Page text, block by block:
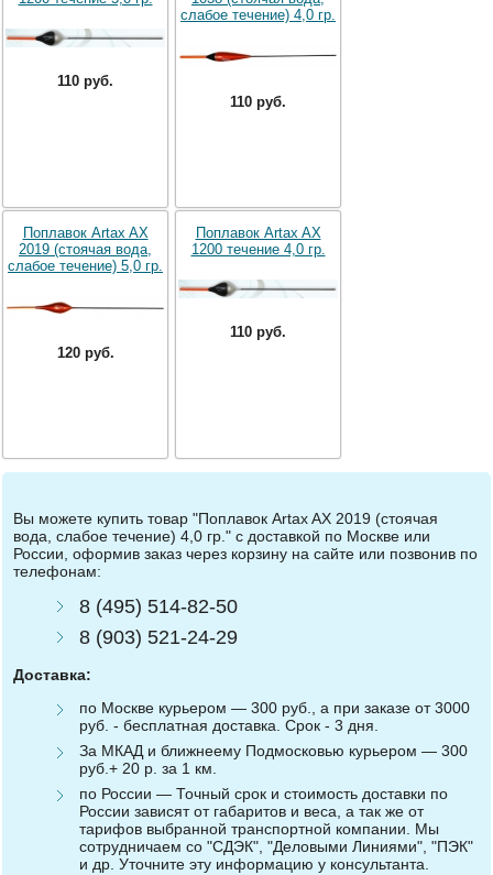
110 руб.
слабое течение) 4,0 гр.
110 руб.
Поплавок Artax AX
2019 (стоячая вода,
слабое течение) 5,0 гр.
120 руб.
Поплавок Artax AX
1200 течение 4,0 гр.
110 руб.
Вы можете купить товар "Поплавок Artax AX 2019 (стоячая
вода, слабое течение) 4,0 гр." с доставкой по Москве или
России, оформив заказ через корзину на сайте или позвонив по
телефонам:
8 (495) 514-82-50
8 (903) 521-24-29
Доставка:
по Москве курьером — 300 руб., а при заказе от 3000
руб. - бесплатная доставка. Срок - 3 дня.
За МКАД и ближнеему Подмосковью курьером — 300
руб.+ 20 р. за 1 км.
по России — Точный срок и стоимость доставки по
России зависят от габаритов и веса, а так же от
тарифов выбранной транспортной компании. Мы
сотрудничаем со "СДЭК", "Деловыми Линиями", "ПЭК"
и др. Уточните эту информацию у консультанта.